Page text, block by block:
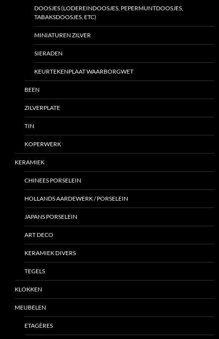
DOOSJES (LODEREINDOOSJES, PEPERMUNTDOOSJES,
TABAKSDOOSJES, ETC)
MINIATUREN ZILVER
SIERADEN
KEURTEKENPLAAT WAARBORGWET
BEEN
ZILVERPLATE
TIN
KOPERWERK
KERAMIEK
CHINEES PORSELEIN
HOLLANDS AARDEWERK / PORSELEIN
JAPANS PORSELEIN
ART DECO
KERAMIEK DIVERS
TEGELS
KLOKKEN
MEUBELEN
ETAGÈRES